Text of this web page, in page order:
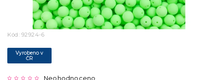
Kód: 92924-6
Vyrobeno v
ČR
Neohodnoceno